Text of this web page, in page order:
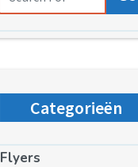
Categorieën
Flyers